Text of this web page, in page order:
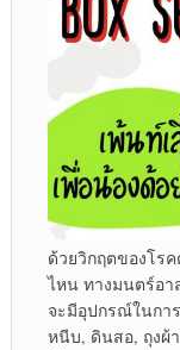
ด้วยวิกฤตของโร
ไหน ทางมนตร์อา
จะมีอุปกรณ์ในกา
หนีบ, ดินสอ, ถุงผ้